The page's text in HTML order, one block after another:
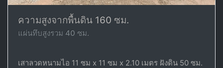
ความสูงจากพื้นดิน 160 ซม.
แผ่นทึบสูงรวม 40 ซม.
เสาลวดหนามไอ 11 ซม x 11 ซม x 2.10 เมตร ฝังดิน 50 ซม.